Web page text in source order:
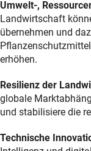
Umwelt-,
Landwirtschaft
übernehmen und
erhöhen.
Resilienz der
globale
und stabilisiere die
Technische